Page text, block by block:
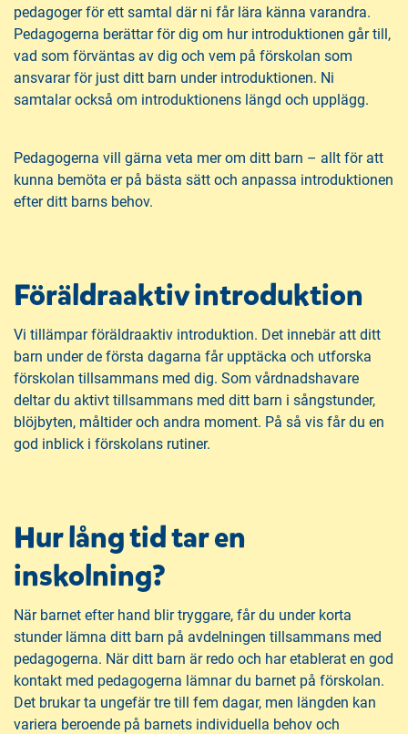
pedagoger för ett samtal där ni får lära känna varandra.
Pedagogerna berättar för dig om hur introduktionen går till,
vad som förväntas av dig och vem på förskolan som
ansvarar för just ditt barn under introduktionen. Ni
samtalar också om introduktionens längd och upplägg.
Pedagogerna vill gärna veta mer om ditt barn – allt för att
kunna bemöta er på bästa sätt och anpassa introduktionen
efter ditt barns behov.
Föräldraaktiv introduktion
Vi tillämpar föräldraaktiv introduktion. Det innebär att ditt
barn under de första dagarna får upptäcka och utforska
förskolan tillsammans med dig. Som vårdnadshavare
deltar du aktivt tillsammans med ditt barn i sångstunder,
blöjbyten, måltider och andra moment. På så vis får du en
god inblick i förskolans rutiner.
Hur lång tid tar en
inskolning?
När barnet efter hand blir tryggare, får du under korta
stunder lämna ditt barn på avdelningen tillsammans med
pedagogerna. När ditt barn är redo och har etablerat en god
kontakt med pedagogerna lämnar du barnet på förskolan.
Det brukar ta ungefär tre till fem dagar, men längden kan
variera beroende på barnets individuella behov och